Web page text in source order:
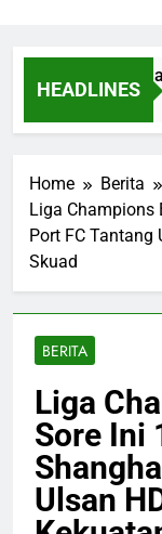
HEADLINES
Monaco
Home
Berita
Liga Champions
Port FC Tantang
Skuad
BERITA
Liga
Sore Ini
Ulsan